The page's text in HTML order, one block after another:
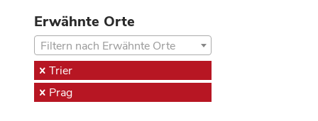
Erwähnte Orte
Filtern nach Erwähnte Orte
Trier
Prag